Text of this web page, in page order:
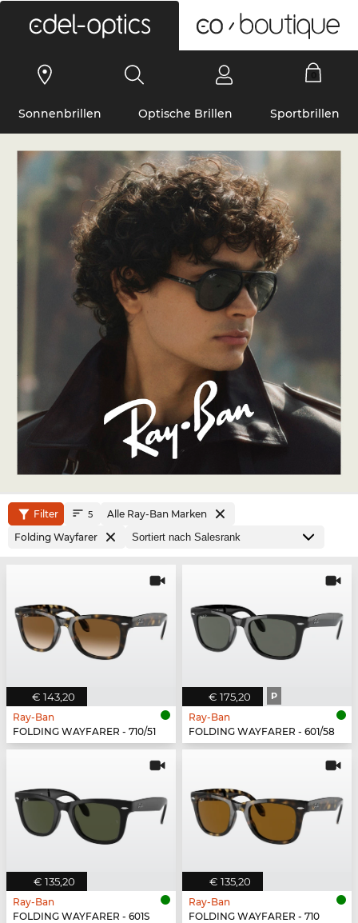
Sonnenbrillen Optische Brillen Sportbrillen
Filter 5
Alle Ray-Ban Marken
Folding Wayfarer
€ 143,20
Ray-Ban
FOLDING WAYFARER - 710/51
€ 175,20 P
Ray-Ban
FOLDING WAYFARER - 601/58
€ 135,20
Ray-Ban
FOLDING WAYFARER - 601S
€ 135,20
Ray-Ban
FOLDING WAYFARER - 710